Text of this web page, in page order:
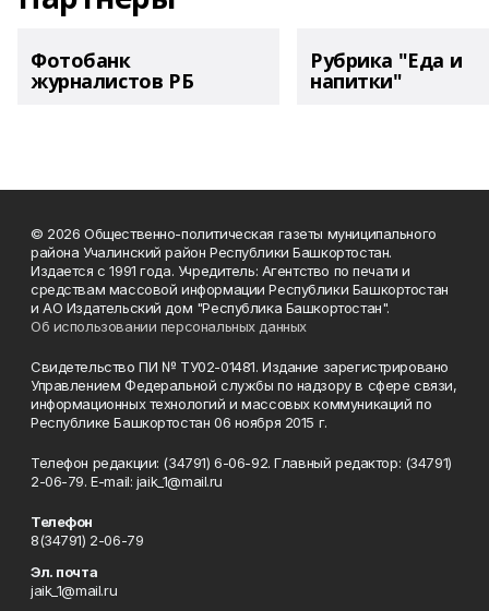
Фотобанк
журналистов РБ
Рубрика "Еда и
напитки"
© 2026 Общественно-политическая газеты муниципального
района Учалинский район Республики Башкортостан.
Издается с 1991 года. Учредитель: Агентство по печати и
средствам массовой информации Республики Башкортостан
и АО Издательский дом "Республика Башкортостан".
Об использовании персональных данных
Свидетельство ПИ № ТУ02-01481. Издание зарегистрировано
Управлением Федеральной службы по надзору в сфере связи,
информационных технологий и массовых коммуникаций по
Республике Башкортостан 06 ноября 2015 г.
Телефон редакции: (34791) 6-06-92. Главный редактор: (34791)
2-06-79. Е-mаil: jaik_1@mail.ru
Телефон
8(34791) 2-06-79
Эл. почта
jaik_1@mail.ru